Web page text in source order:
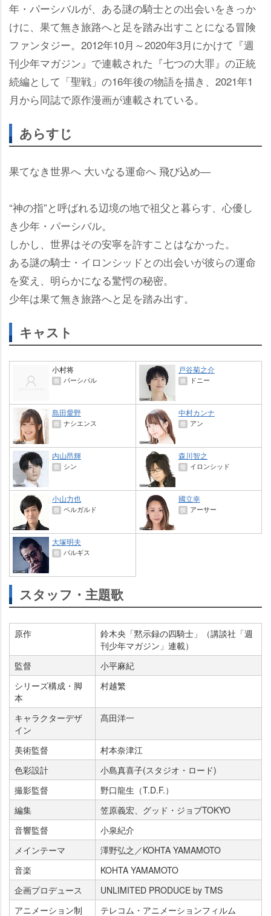
年・パーシバルが、ある謎の騎士との出会いをきっか
けに、果て無き旅路へと足を踏み出すことになる冒険
ファンタジー。2012年10月～2020年3月にかけて『週
刊少年マガジン』で連載された『七つの大罪』の正統
続編として「聖戦」の16年後の物語を描き、2021年1
月から同誌で原作漫画が連載されている。
あらすじ
果てなき世界へ 大いなる運命へ 飛び込め―
“神の指”と呼ばれる辺境の地で祖父と暮らす、心優し
き少年・パーシバル。
しかし、世界はその安寧を許すことはなかった。
ある謎の騎士・イロンシッドとの出会いが彼らの運命
を変え、明らかになる驚愕の秘密。
少年は果て無き旅路へと足を踏み出す。
キャスト
小村将
役 パーシバル
戸谷菊之介
役 ドニー
島田愛野
役 ナシエンス
中村カンナ
役 アン
内山昂輝
役 シン
森川智之
役 イロンシッド
小山力也
役 ペルガルド
國立幸
役 アーサー
大塚明夫
役 バルギス
スタッフ・主題歌
原作
鈴木央「黙示録の四騎士」（講談社「週
刊少年マガジン」連載）
監督
小平麻紀
シリーズ構成・脚
本
村越繁
キャラクターデザ
イン
髙田洋一
美術監督
村本奈津江
色彩設計
小島真喜子(スタジオ・ロード)
撮影監督
野口龍生（T.D.F.）
編集
笠原義宏、グッド・ジョブTOKYO
音響監督
小泉紀介
メインテーマ
澤野弘之／KOHTA YAMAMOTO
音楽
KOHTA YAMAMOTO
企画プロデュース
UNLIMITED PRODUCE by TMS
アニメーション制
テレコム・アニメーションフィルム